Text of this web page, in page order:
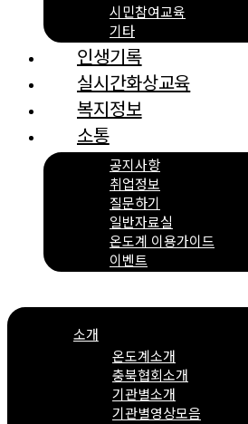
시민참여교육
기타
인생기록
실시간화상교육
복지정보
소통
공지사항
취업정보
질문하기
일반자료실
온도계 이용가이드
이벤트
소개
온도계소개
충북협회소개
기관별소개
기관별영상모음